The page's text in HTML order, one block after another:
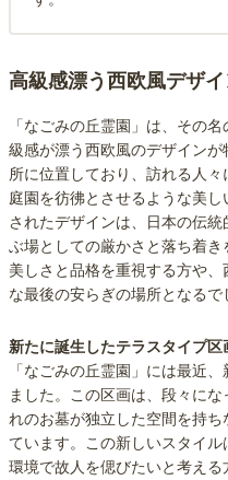
高級感漂う西欧風デザ
「なごみの丘霊園」は、その
級感が漂う西欧風のデザイン
所に位置しており、訪れる人
庭園を彷彿とさせるような美
されたデザインは、日本の伝
ぶ場としての厳かさと落ち着き
美しさと品格を重視する方や
な最後の安らぎの場所となるで
新たに誕生したテラスタイプ区
「なごみの丘霊園」には最近
ました。この区画は、段々に
れのお墓が独立した空間を持
ています。この新しいスタイ
環境で故人を偲びたいと考え